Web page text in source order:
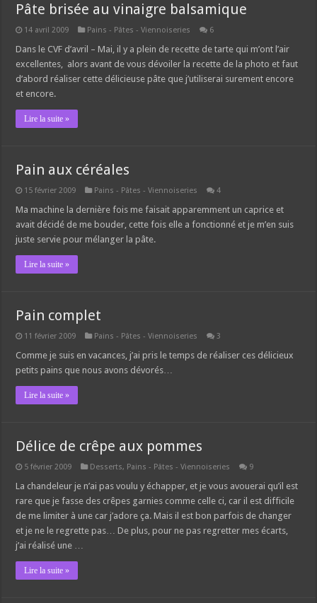
Pâte brisée au vinaigre balsamique
14 avril 2009 Pains - Pâtes - Viennoiseries 6
Dans le CVF d’avril – Mai, il y a plein de recette de tarte qui m’ont l’air
excellentes, alors avant de vous dévoiler la recette de la photo et faut
d’abord réaliser cette délicieuse pâte que j’utiliserai surement encore
et encore.
Lire la suite »
Pain aux céréales
15 février 2009 Pains - Pâtes - Viennoiseries 4
Ma machine la dernière fois me faisait apparemment un caprice et
avait décidé de me bouder, cette fois elle a fonctionné et je m’en suis
juste servie pour mélanger la pâte.
Lire la suite »
Pain complet
11 février 2009 Pains - Pâtes - Viennoiseries 3
Comme je suis en vacances, j’ai pris le temps de réaliser ces délicieux
petits pains que nous avons dévorés…
Lire la suite »
Délice de crêpe aux pommes
5 février 2009 Desserts, Pains - Pâtes - Viennoiseries 9
La chandeleur je n’ai pas voulu y échapper, et je vous avouerai qu’il est
rare que je fasse des crêpes garnies comme celle ci, car il est difficile
de me limiter à une car j’adore ça. Mais il est bon parfois de changer
et je ne le regrette pas… De plus, pour ne pas regretter mes écarts,
j’ai réalisé une …
Lire la suite »